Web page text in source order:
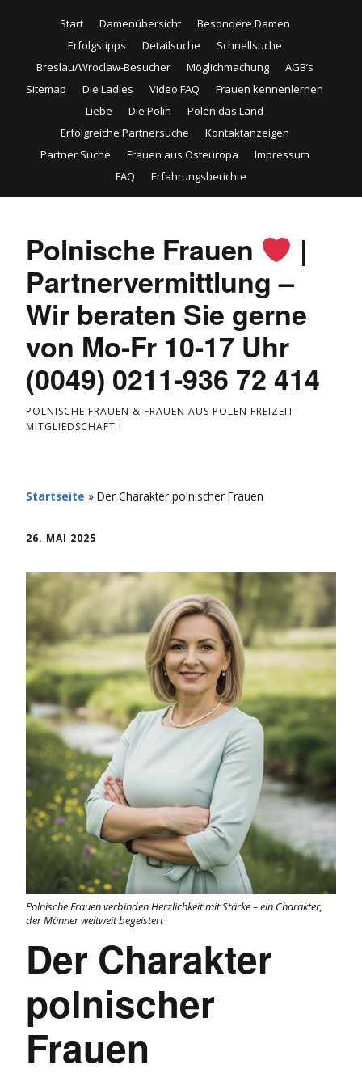
Start Damenübersicht
Besondere Damen
Erfolgstipps
Detailsuche
Schnellsuche
Breslau/Wroclaw-Besucher
Möglichmachung
AGB’s
Sitemap
Die Ladies Video FAQ
Frauen kennenlernen
Liebe
Die Polin
Polen das Land
Erfolgreiche Partnersuche
Kontaktanzeigen
Partner Suche
Frauen aus Osteuropa
Impressum
FAQ
Erfahrungsberichte
Polnische Frauen
|
Partnervermittlung –
Wir beraten Sie gerne
von Mo-Fr 10-17 Uhr
(0049) 0211-936 72 414
POLNISCHE FRAUEN & FRAUEN AUS POLEN FREIZEIT
MITGLIEDSCHAFT !
Startseite » Der Charakter polnischer Frauen
26. MAI 2025
Polnische Frauen verbinden Herzlichkeit mit Stärke – ein Charakter,
der Männer weltweit begeistert
Der Charakter
polnischer
Frauen